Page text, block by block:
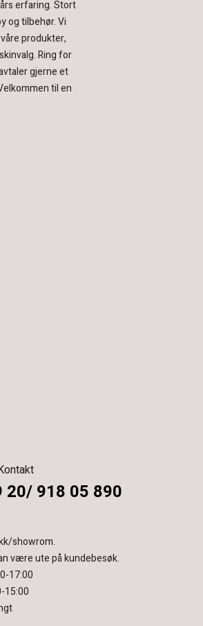
erfaring.Stort
og tilbehør.Vi
produkter,
Ring for
gjerne et
til en
20/ 918 05 890
showrom.
være ute på kundebesøk.
17:00